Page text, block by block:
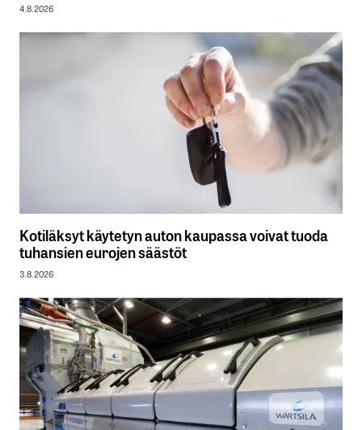
4.8.2026
Kotiläksyt käytetyn auton kaupassa voivat tuoda
tuhansien eurojen säästöt
3.8.2026